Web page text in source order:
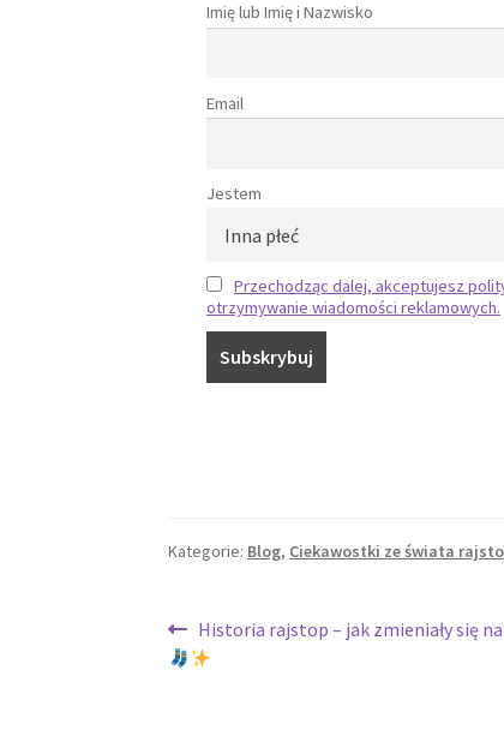
Imię lub Imię i Nazwisko
Email
Jestem
Przechodząc dalej, akceptujesz
otrzymywanie wiadomości reklamowych.
Kategorie: Blog, Ciekawostki ze świata
Nawigacja
wpisu
Poprzedni
wpis:
Historia rajstop – jak zmieniały się